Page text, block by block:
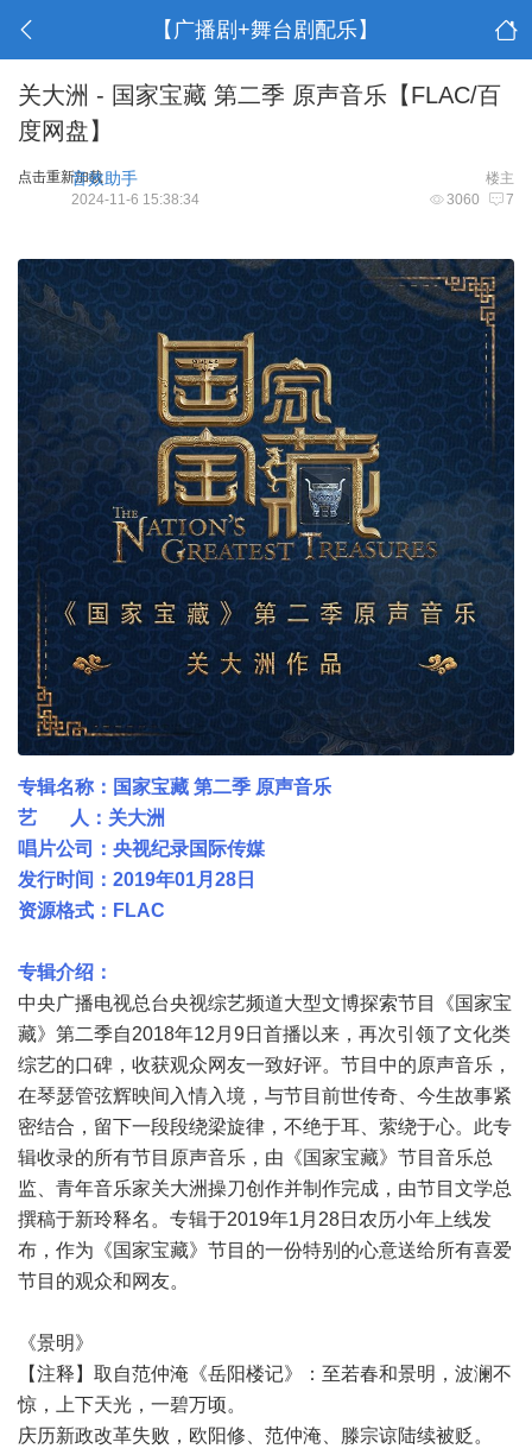
【广播剧+舞台剧配乐】
关大洲 - 国家宝藏 第二季 原声音乐【FLAC/百
度网盘】
点击重新加载 楼主
音效助手
3060 7
2024-11-6 15:38:34
专辑名称：国家宝藏 第二季 原声音乐
艺 人：关大洲
唱片公司：央视纪录国际传媒
发行时间：2019年01月28日
资源格式：FLAC
专辑介绍：
中央广播电视总台央视综艺频道大型文博探索节目《国家宝
藏》第二季自2018年12月9日首播以来，再次引领了文化类
综艺的口碑，收获观众网友一致好评。节目中的原声音乐，
在琴瑟管弦辉映间入情入境，与节目前世传奇、今生故事紧
密结合，留下一段段绕梁旋律，不绝于耳、萦绕于心。此专
辑收录的所有节目原声音乐，由《国家宝藏》节目音乐总
监、青年音乐家关大洲操刀创作并制作完成，由节目文学总
撰稿于新玲释名。专辑于2019年1月28日农历小年上线发
布，作为《国家宝藏》节目的一份特别的心意送给所有喜爱
节目的观众和网友。
《景明》
【注释】取自范仲淹《岳阳楼记》：至若春和景明，波澜不
惊，上下天光，一碧万顷。
庆历新政改革失败，欧阳修、范仲淹、滕宗谅陆续被贬。